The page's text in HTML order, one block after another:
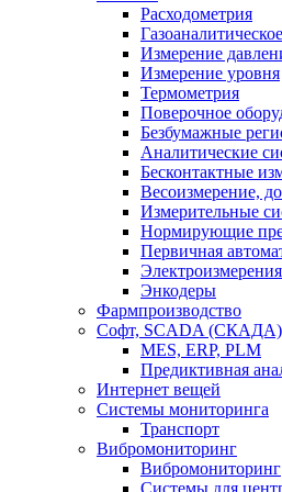
Расходометрия
Измерение
Измерение уровня
Термометрия
Поверочное
Безбумажные
Аналитические
Бесконтактные
Весоизмерение,
Измерительные
Нормирующие
Первичная
Электроизмерения
Энкодеры
Фармпроизводство
Софт, SCADA (СКАДА)
MES, ERP, PLM
Предиктивная
Интернет вещей
Системы мониторинга
Транспорт
Вибромониторинг
Вибромониторинг